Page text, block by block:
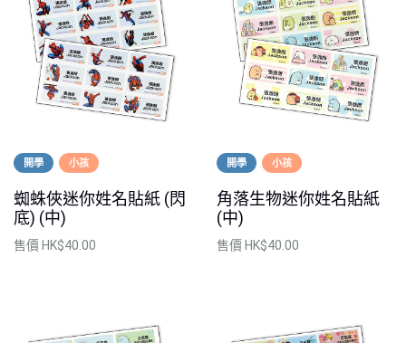
開學 小孩
蜘蛛俠迷你姓名貼紙 (閃
底) (中)
售價 HK$40.00
開學 小孩
角落生物迷你姓名貼紙
(中)
售價 HK$40.00